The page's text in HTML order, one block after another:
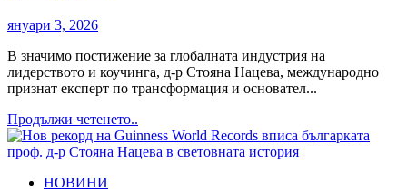
януари 3, 2026
В значимо постижение за глобалната индустрия на
лидерството и коучинга, д-р Стояна Нацева, международно
признат експерт по трансформация и основател...
Продължи четенето..
more
about
НОВИНИ